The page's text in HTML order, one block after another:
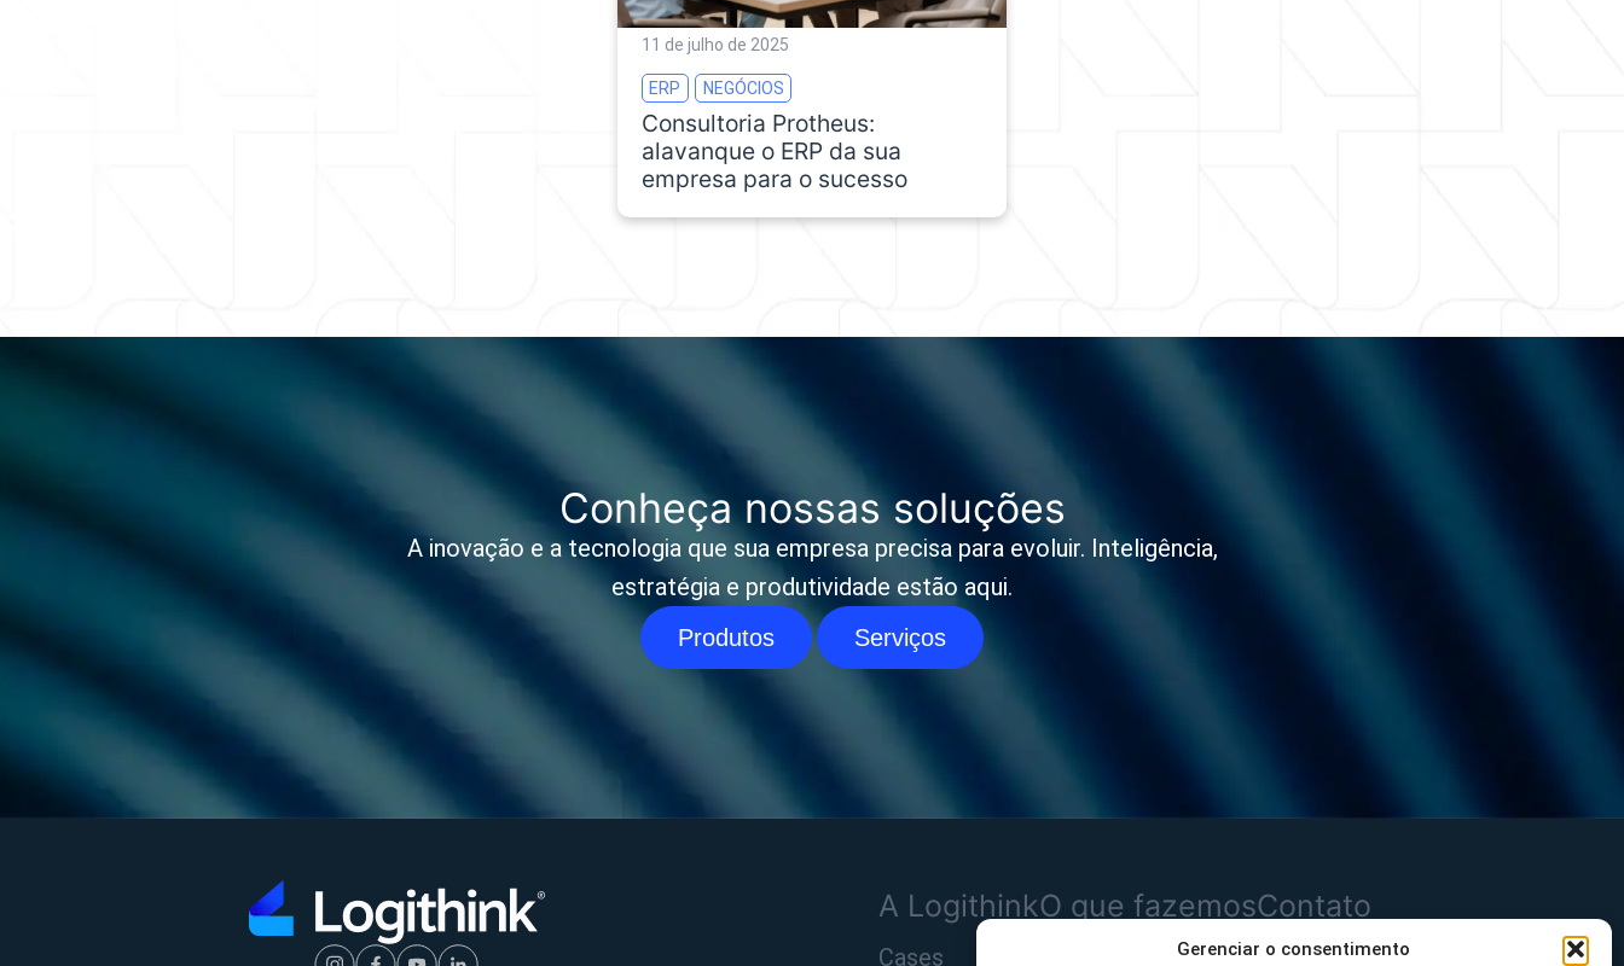
Gerenciar o consentimento
11 de julho de 2025
ERP NEGÓCIOS
Consultoria Protheus:
alavanque o ERP da sua
empresa para o sucesso
Conheça nossas soluções
A inovação e a tecnologia que sua empresa precisa para evoluir. Inteligência,
estratégia e produtividade estão aqui.
Produtos Serviços
A Logithink
Cases
O que fazemosContato
Mensagem